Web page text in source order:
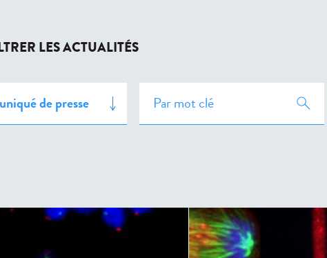
LES ACTUALITÉS